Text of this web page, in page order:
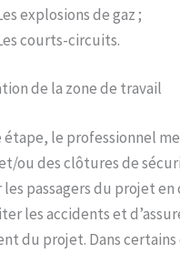
explosions de gaz ;
courts-circuits.
de la zone de travail
le professionnel
ou des clôtures de
passagers du projet en
les accidents et
du projet. Dans certains